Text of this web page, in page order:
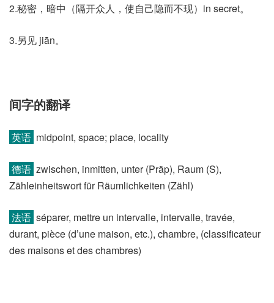
2.秘密，暗中（隔开众人，使自己隐而不现）in secret。
3.另见 jiān。
间字的翻译
英语 midpoint, space; place, locality
德语 zwischen, inmitten, unter (Präp)​, Raum (S)​,
Zähleinheitswort für Räumlichkeiten (Zähl)
法语 séparer, mettre un intervalle, intervalle, travée,
durant, pièce (d’une maison, etc.)​, chambre, (classificateur
des maisons et des chambres)​